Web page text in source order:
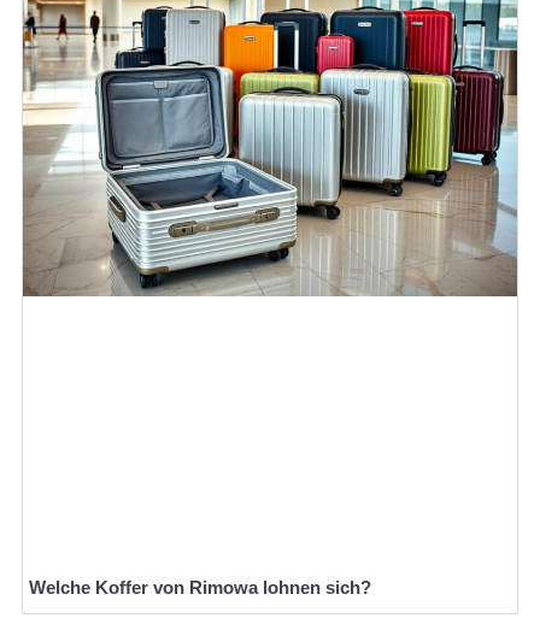
Welche Koffer von Rimowa lohnen sich?